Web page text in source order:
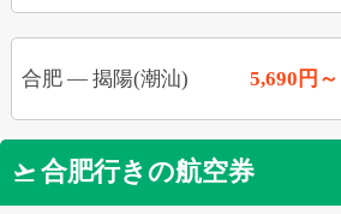
合肥— 揭陽(潮汕) 5,690円～
 合肥行きの航空券